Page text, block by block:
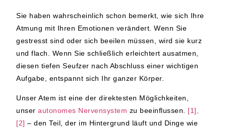
Sie haben wahrscheinlich schon bemerkt, wie sich Ihre
Atmung mit Ihren Emotionen verändert. Wenn Sie
gestresst sind oder sich beeilen müssen, wird sie kurz
und flach. Wenn Sie schließlich erleichtert ausatmen,
diesen tiefen Seufzer nach Abschluss einer wichtigen
Aufgabe, entspannt sich Ihr ganzer Körper.
Unser Atem ist eine der direktesten Möglichkeiten,
unserautonomes Nervensystem zu beeinflussen. [1],
[2] – den Teil, der im Hintergrund läuft und Dinge wie